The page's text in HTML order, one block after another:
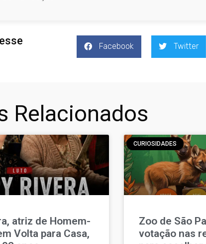
Facebook Twitter
Relacionados
atriz de Homem-
Volta para Casa,
CURIOSIDADES
Zoo de São
votação nas